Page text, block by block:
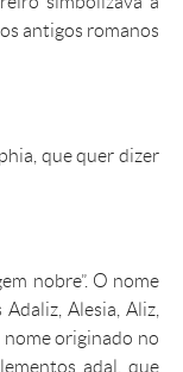
antigos romanos
, que quer dizer
nobre”. O nome
Alesia, Aliz,
nomeoriginado no
adal, que